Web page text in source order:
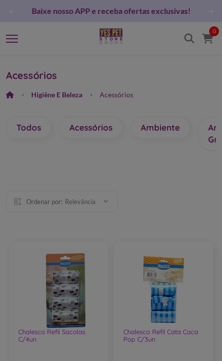
por dentro das Baixe nosso APP e receba ofertas
0
Acessórios
Higiêne E Beleza Acessórios
Todos Acessórios Ambiente
Ordenar por: Relevância
Chalesco Refil Sacolas
C/4un
Chalesco Refil Cata Caca
Pop C/3un